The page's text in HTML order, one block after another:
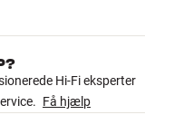
Hi-Fi eksperter
Få hjælp